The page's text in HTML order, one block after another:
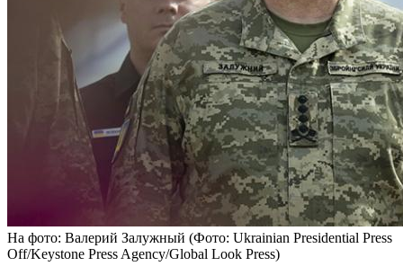
На фото: Валерий Залужный (Фото: Ukrainian Presidential Press
Off/Keystone Press Agency/Global Look Press)